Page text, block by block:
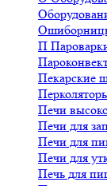
П
Пекарские
Печи
Печи для
Печи для
Печи для
Печь для